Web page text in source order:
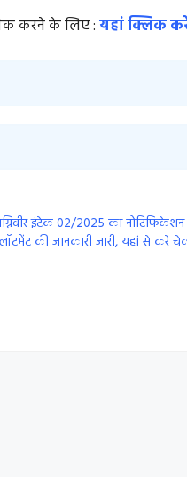
चेक करने के लिए :यहां क्लिक
इंटेक 02/2025 का नोटिफिकेशन
की जानकारी जारी, यहां से करे